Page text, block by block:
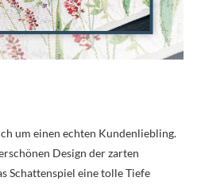
um einen echten Kundenliebling.
Design der zarten
Schattenspiel eine tolle Tiefe